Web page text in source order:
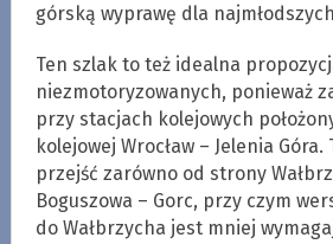
górską wyprawę dla
Ten szlak to też idealna
niezmotoryzowanych, ponieważ
przy stacjach kolejowych
kolejowej Wrocław – Jelenia Góra.
przejść zarówno od strony
Boguszowa – Gorc, przy czym
do Wałbrzycha jest mniej